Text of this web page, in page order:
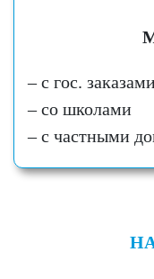
– с гос.
– со школами
– с частными